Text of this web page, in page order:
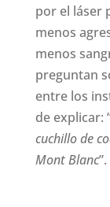
por el láser
menos
menos
preguntan
entre los
de explicar:
cuchillo de
Mont Blanc”.